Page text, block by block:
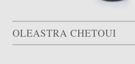
OLEASTRA CHETOUI